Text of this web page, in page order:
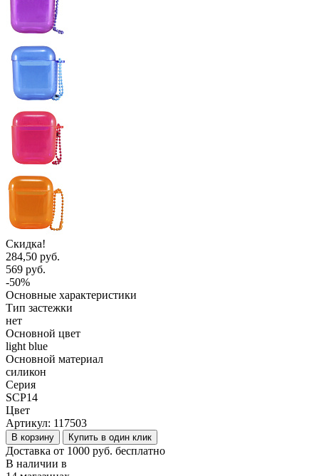
Скидка!
284,50 руб.
569 руб.
-50%
Основные характеристики
Тип застежки
нет
Основной цвет
light blue
Основной материал
силикон
Серия
SCP14
Цвет
Артикул: 117503
В корзину Купить в один клик
Доставка от 1000 руб. бесплатно
В наличии в